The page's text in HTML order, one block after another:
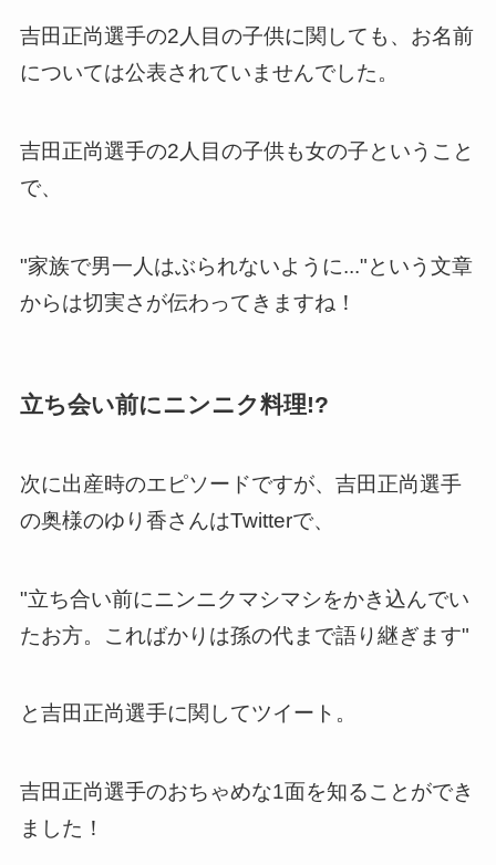
吉田正尚選手の2人目の子供に関しても、お名前
については公表されていませんでした。
吉田正尚選手の2人目の子供も女の子ということ
で、
"家族で男一人はぶられないように..."という文章
からは切実さが伝わってきますね！
立ち会い前にニンニク料理!?
次に出産時のエピソードですが、吉田正尚選手
の奥様のゆり香さんはTwitterで、
"立ち合い前にニンニクマシマシをかき込んでい
たお方。こればかりは孫の代まで語り継ぎます"
と吉田正尚選手に関してツイート。
吉田正尚選手のおちゃめな1面を知ることができ
ました！